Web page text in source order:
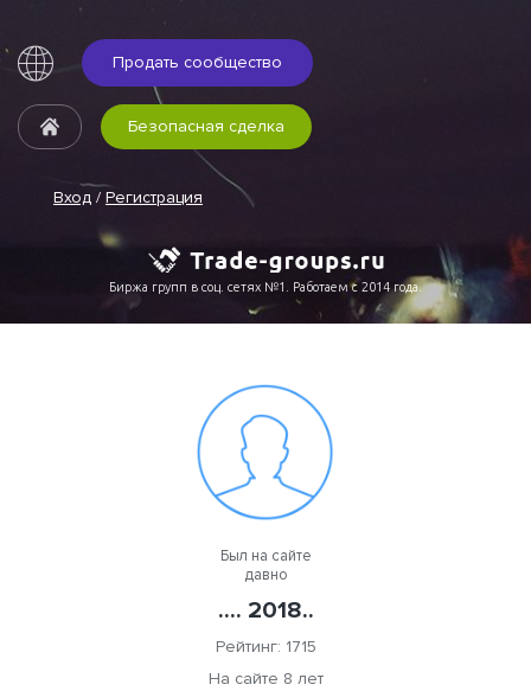
Продать сообщество
Вход / Регистрация
Безопасная сделка
Биржа групп в соц. сетях №1. Работаем с 2014 года.
Был на сайте
давно
.... 2018..
Рейтинг: 1715
На сайте 8 лет